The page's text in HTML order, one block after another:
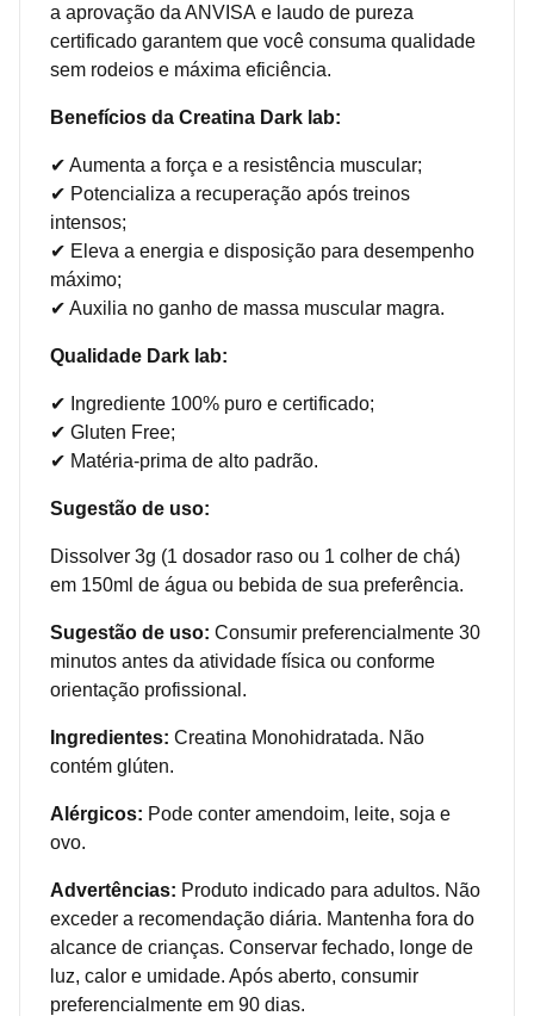
a aprovação da ANVISA e laudo de pureza
certificado garantem que você consuma qualidade
sem rodeios e máxima eficiência.
Benefícios da Creatina Dark lab:
✔ Aumenta a força e a resistência muscular;
✔ Potencializa a recuperação após treinos
intensos;
✔ Eleva a energia e disposição para desempenho
máximo;
✔ Auxilia no ganho de massa muscular magra.
Qualidade Dark lab:
✔ Ingrediente 100% puro e certificado;
✔ Gluten Free;
✔ Matéria-prima de alto padrão.
Sugestão de uso:
Dissolver 3g (1 dosador raso ou 1 colher de chá)
em 150ml de água ou bebida de sua preferência.
Sugestão de uso: Consumir preferencialmente 30
minutos antes da atividade física ou conforme
orientação profissional.
Ingredientes: Creatina Monohidratada. Não
contém glúten.
Alérgicos: Pode conter amendoim, leite, soja e
ovo.
Advertências: Produto indicado para adultos. Não
exceder a recomendação diária. Mantenha fora do
alcance de crianças. Conservar fechado, longe de
luz, calor e umidade. Após aberto, consumir
preferencialmente em 90 dias.